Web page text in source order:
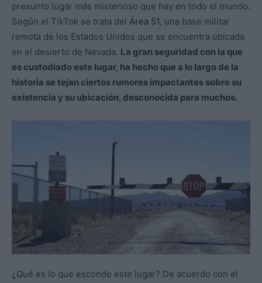
presunto lugar más misterioso que hay en todo el mundo.
Según el TikTok se trata del Área 51, una base militar
remota de los Estados Unidos que se encuentra ubicada
en el desierto de Nevada. La gran seguridad con la que
es custodiado este lugar, ha hecho que a lo largo de la
historia se tejan ciertos rumores impactantes sobre su
existencia y su ubicación, desconocida para muchos.
¿Qué es lo que esconde este lugar? De acuerdo con el